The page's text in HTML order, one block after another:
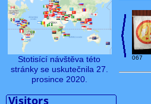
Stotisící návštěva této
stránky se uskutečnila 27.
prosince 2020.
067